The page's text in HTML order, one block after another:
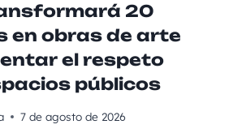
20
en obras de arte
el respeto
públicos
7 de agosto de 2026